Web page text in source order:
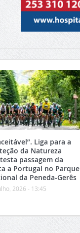
Liga para a
da Natureza
passagem da
a Portugal no Parque
da Peneda-Gerês
2026 - 13:45